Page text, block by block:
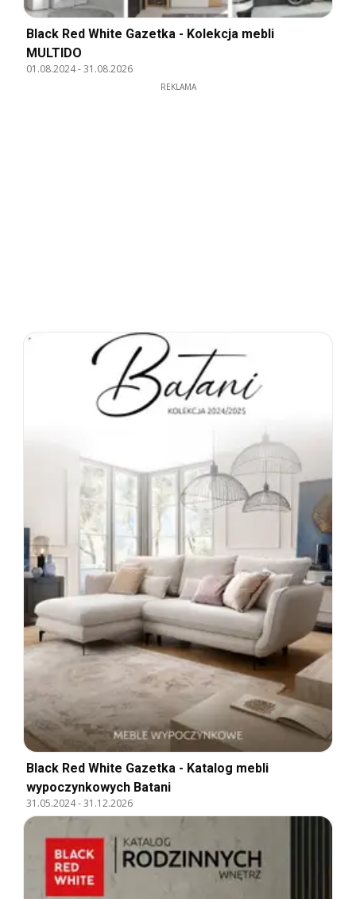
Black Red White Gazetka - Kolekcja mebli
MULTIDO
01.08.2024-31.08.2026
REKLAMA
Black Red White Gazetka - Katalog mebli
wypoczynkowych Batani
31.05.2024-31.12.2026